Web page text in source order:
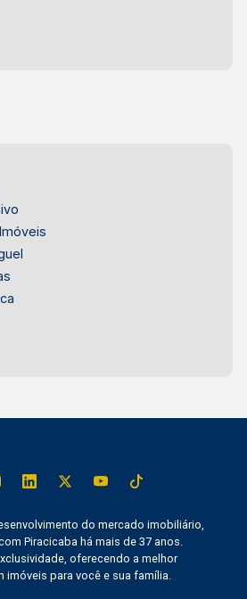
do mercado imobiliário,
Piracicaba há mais de 37 anos.
oferecendo a melhor
imóveis para você e sua família.